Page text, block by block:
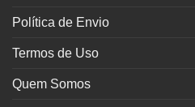
Política de Envio
Termos de Uso
Quem Somos